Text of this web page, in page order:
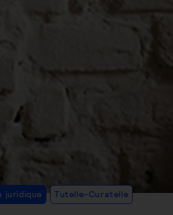
juridique Tutelle-Curatelle